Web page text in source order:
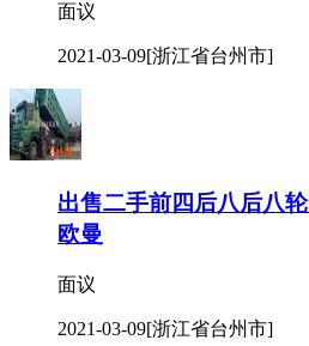
面议
2021-03-09[浙江省台州市]
出售二手前四后八后八
欧曼
面议
2021-03-09[浙江省台州市]